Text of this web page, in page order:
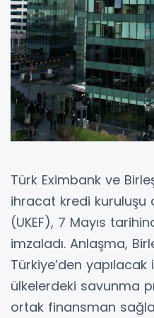
Türk Eximbank ve
ihracat kredi kuruluşu
(UKEF), 7 Mayıs
imzaladı. Anlaşma,
Türkiye’den
ülkelerdeki savunma
ortak finansman